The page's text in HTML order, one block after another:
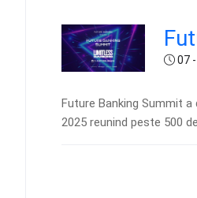
07 -
Future Banking Summit
2025 reunind peste 500